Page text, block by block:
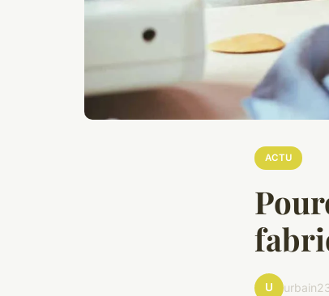
ACTU
U urbain